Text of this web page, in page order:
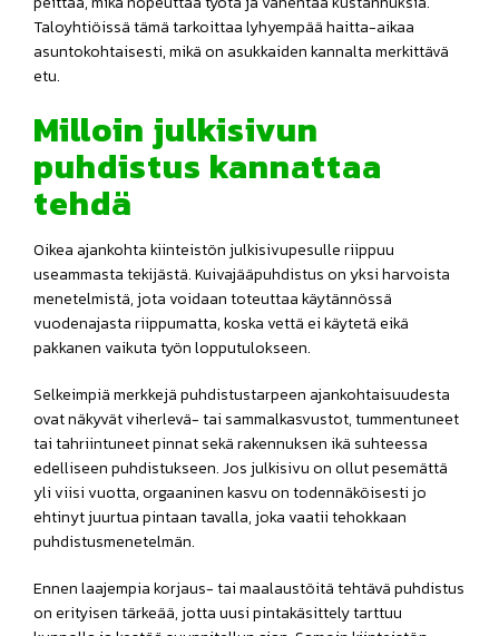
Taloyhtiöissä tämä tarkoittaa lyhyempää haitta-aikaa
asuntokohtaisesti, mikä on asukkaiden kannalta merkittävä
etu.
Milloin julkisivun
puhdistus kannattaa
tehdä
Oikea ajankohta kiinteistön julkisivupesulle riippuu
useammasta tekijästä. Kuivajääpuhdistus on yksi harvoista
menetelmistä, jota voidaan toteuttaa käytännössä
vuodenajasta riippumatta, koska vettä ei käytetä eikä
pakkanen vaikuta työn lopputulokseen.
Selkeimpiä merkkejä puhdistustarpeen ajankohtaisuudesta
ovat näkyvät viherlevä- tai sammalkasvustot, tummentuneet
tai tahriintuneet pinnat sekä rakennuksen ikä suhteessa
edelliseen puhdistukseen. Jos julkisivu on ollut pesemättä
yli viisi vuotta, orgaaninen kasvu on todennäköisesti jo
ehtinyt juurtua pintaan tavalla, joka vaatii tehokkaan
puhdistusmenetelmän.
Ennen laajempia korjaus- tai maalaustöitä tehtävä puhdistus
on erityisen tärkeää, jotta uusi pintakäsittely tarttuu